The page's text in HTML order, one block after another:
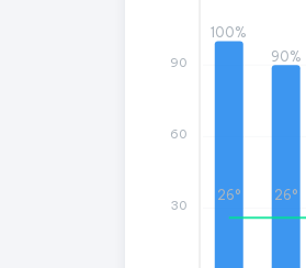
100%
90%
26° 26°
90
60
30